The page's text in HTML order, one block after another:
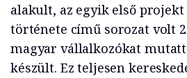
alakult, az egyik első
története című sorozat volt
magyar vállalkozókat
készült. Ez teljesen